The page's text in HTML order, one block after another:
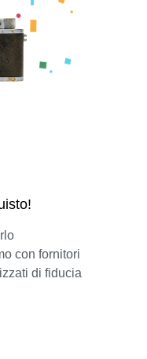
con fornitori
di fiducia